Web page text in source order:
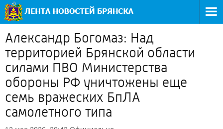
Александр Богомаз: Над
территорией Брянской области
силами ПВО Министерства
обороны РФ уничтожены еще
семь вражеских БпЛА
самолетного типа